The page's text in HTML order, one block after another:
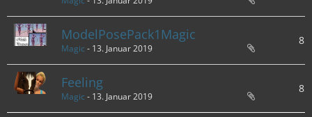
ModelPosePack1Magic
Magic - 13. Januar 2019
Feeling
Magic - 13. Januar 2019